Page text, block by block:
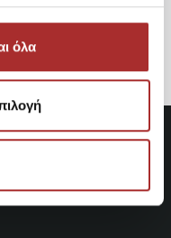
όλα